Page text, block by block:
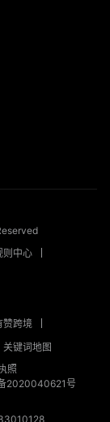
则中心
赞跨境
关键词地图
照
2020040621号